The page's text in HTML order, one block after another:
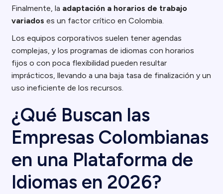
Finalmente, la adaptación a horarios de trabajo
variados es un factor crítico en Colombia.
Los equipos corporativos suelen tener agendas
complejas, y los programas de idiomas con horarios
fijos o con poca flexibilidad pueden resultar
imprácticos, llevando a una baja tasa de finalización y un
uso ineficiente de los recursos.
¿Qué Buscan las
Empresas Colombianas
en una Plataforma de
Idiomas en 2026?